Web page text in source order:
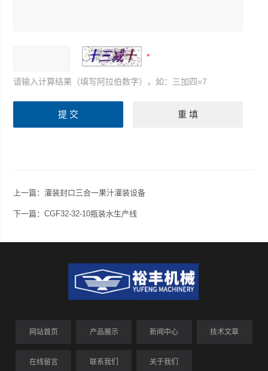
请输入计算结果（填写阿拉伯数字），如：三加四=7
上一篇：灌装封口三合一果汁灌装设备
下一篇：CGF32-32-10瓶装水生产线
网站首页 产品展示 新闻中心 技术文章
在线留言 联系我们 关于我们